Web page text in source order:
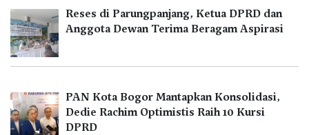
Reses di Parungpanjang, Ketua DPRD dan
Anggota Dewan Terima Beragam Aspirasi
PAN Kota Bogor Mantapkan Konsolidasi,
Dedie Rachim Optimistis Raih 10 Kursi
DPRD